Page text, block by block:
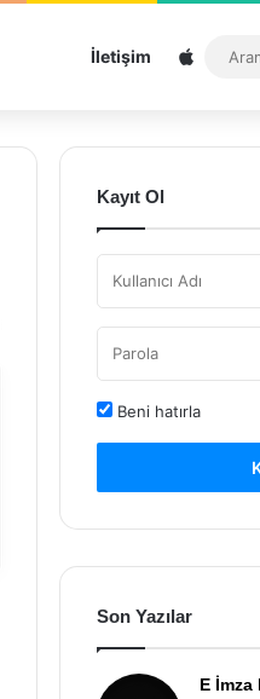
İletişim
Kayıt Ol
Beni hatırla
Son Yazılar
E